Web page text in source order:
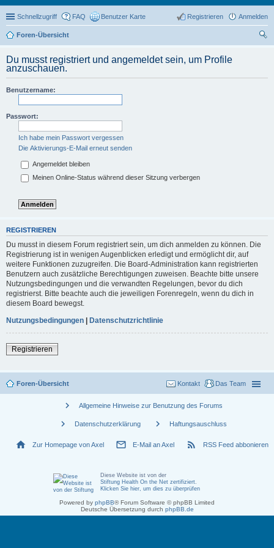
Schnellzugriff FAQ Benutzer Karte Anmelden
Registrieren
Foren-Übersicht
Du musst registriert und angemeldet sein, um Profile
anzuschauen.
Benutzername:
Passwort:
Ich habe mein Passwort vergessen
Die Aktivierungs-E-Mail erneut senden
Angemeldet bleiben
Meinen Online-Status während dieser Sitzung verbergen
REGISTRIEREN
Du musst in diesem Forum registriert sein, um dich anmelden zu können. Die
Registrierung ist in wenigen Augenblicken erledigt und ermöglicht dir, auf
weitere Funktionen zuzugreifen. Die Board-Administration kann registrierten
Benutzern auch zusätzliche Berechtigungen zuweisen. Beachte bitte unsere
Nutzungsbedingungen und die verwandten Regelungen, bevor du dich
registrierst. Bitte beachte auch die jeweiligen Forenregeln, wenn du dich in
diesem Board bewegst.
Nutzungsbedingungen | Datenschutzrichtlinie
Registrieren
Foren-Übersicht Das Team
Kontakt
chevron_right Allgemeine Hinweise zur Benutzung des Forums
chevron_right Datenschutzerklärung chevron_right Haftungsauschluss
home Zur Homepage von Axel mail_outline E-Mail an Axel rss_feed RSS Feed abbonieren
Diese Website ist von der
Stiftung Health On the Net zertifiziert
Klicken Sie hier, um dies zu überprüfen
Powered by phpBB® Forum Software © phpBB Limited
Deutsche Übersetzung durch phpBB.de